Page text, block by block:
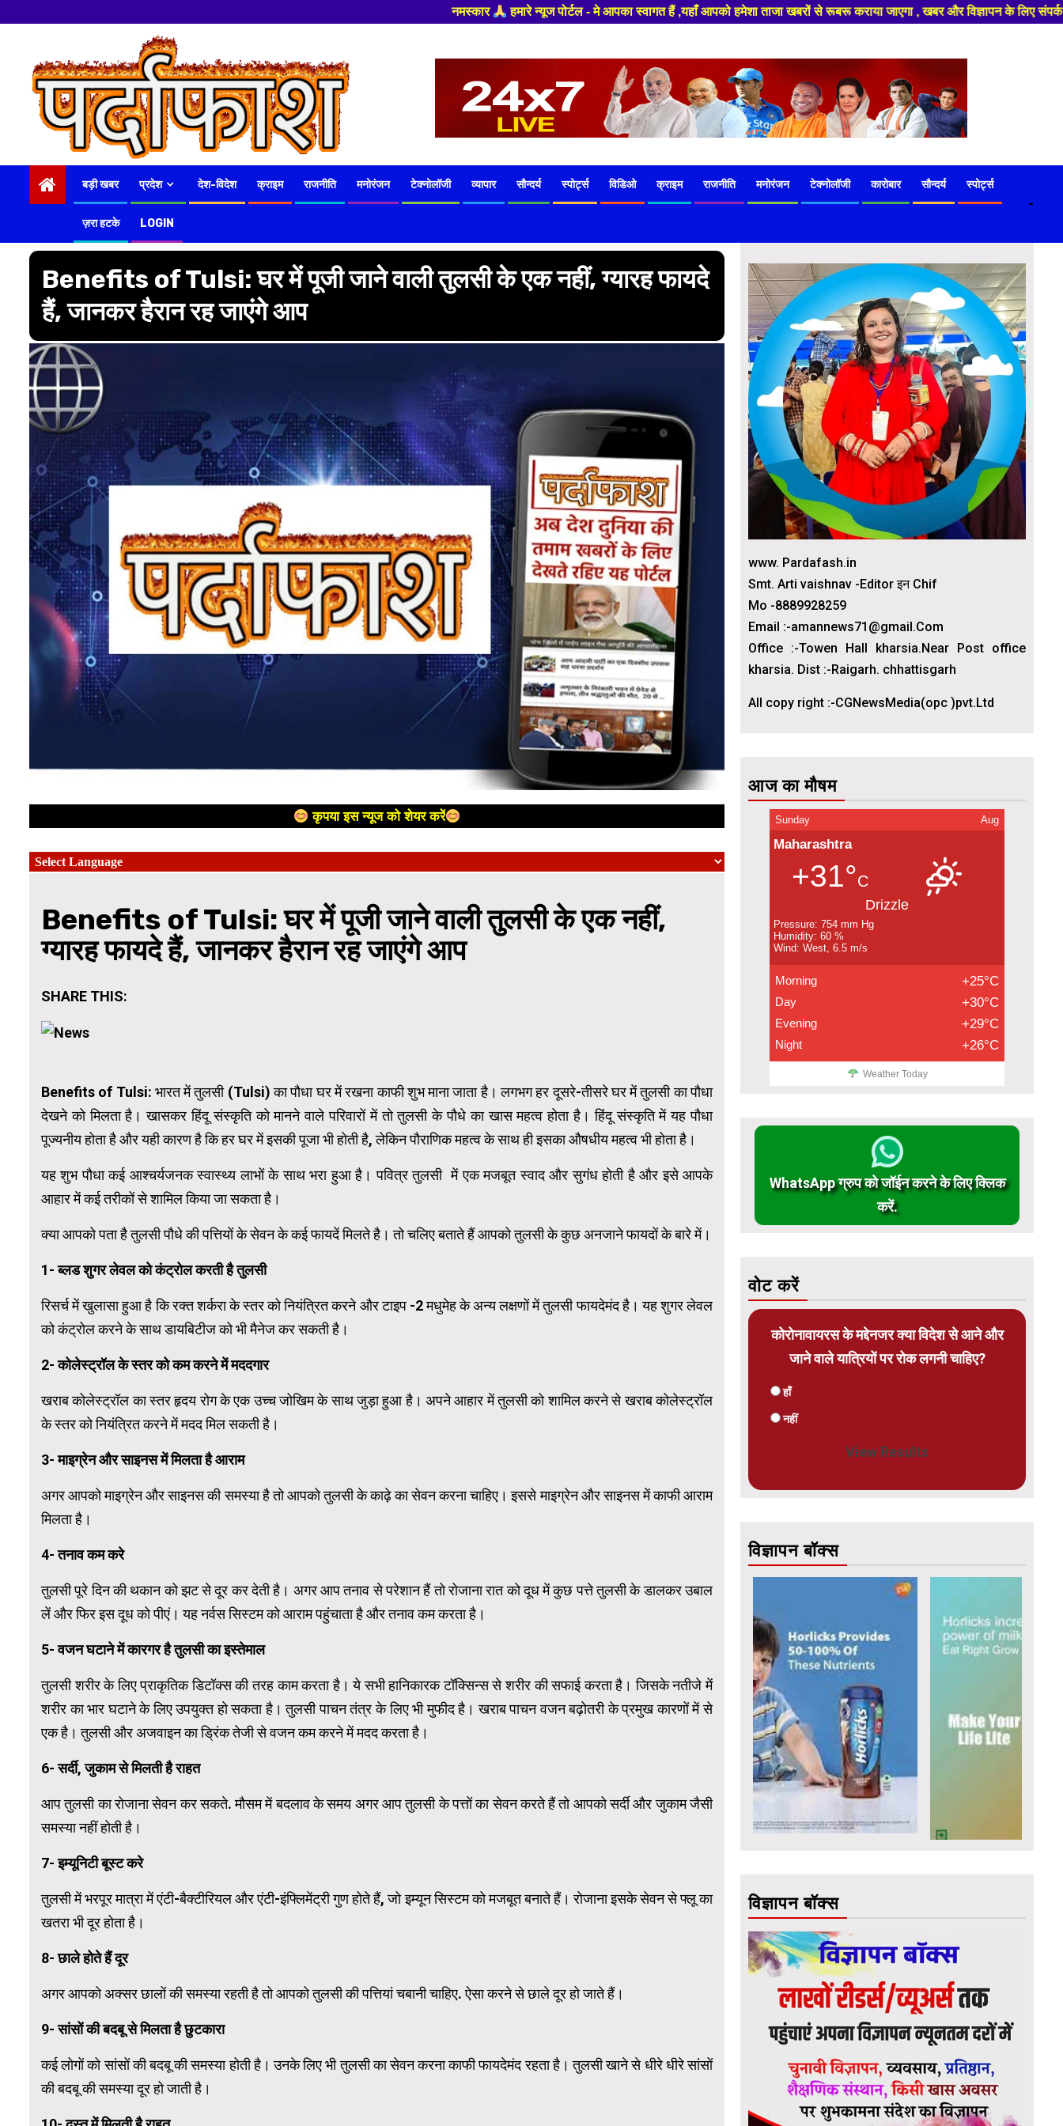
हमारे न्यूज पोर्टल - मे आपका स्वागत हैं ,यहाँ आपको हमेशा ताजा खबरों से रूबरू कराया जाएगा , खबर और विज्ञापन के लिए संपर्क करे +91 97541 60816 ,हमारे
content
बड़ी खबर प्रदेश देश-विदेश क्राइम राजनीति मनोरंजन टेक्नोलॉजी व्यापार सौन्दर्य स्पोर्ट्स विडिओ क्राइम राजनीति मनोरंजन टेक्नोलॉजी कारोबार सौन्दर्य स्पोर्ट्स
ज़रा हटके LOGIN
-
Benefits of Tulsi: घर में पूजी जाने वाली तुलसी के एक नहीं, ग्यारह फायदे
हैं, जानकर हैरान रह जाएंगे आप
कृपया इस न्यूज को शेयर करें
Benefits of Tulsi: घर में पूजी जाने वाली तुलसी के एक नहीं,
ग्यारह फायदे हैं, जानकर हैरान रह जाएंगे आप
SHARE THIS:
Benefits of Tulsi: भारत में तुलसी (Tulsi) का पौधा घर में रखना काफी शुभ माना जाता है। लगभग हर दूसरे-तीसरे घर में तुलसी का पौधा
देखने को मिलता है। खासकर हिंदू संस्कृति को मानने वाले परिवारों में तो तुलसी के पौधे का खास महत्व होता है। हिंदू संस्कृति में यह पौधा
पूज्यनीय होता है और यही कारण है कि हर घर में इसकी पूजा भी होती है, लेकिन पौराणिक महत्व के साथ ही इसका औषधीय महत्व भी होता है।
यह शुभ पौधा कई आश्चर्यजनक स्वास्थ्य लाभों के साथ भरा हुआ है। पवित्र तुलसी में एक मजबूत स्वाद और सुगंध होती है और इसे आपके
आहार में कई तरीकों से शामिल किया जा सकता है।
क्या आपको पता है तुलसी पौधे की पत्तियों के सेवन के कई फायदें मिलते है। तो चलिए बताते हैं आपको तुलसी के कुछ अनजाने फायदों के बारे में।
1- ब्लड शुगर लेवल को कंट्रोल करती है तुलसी
रिसर्च में खुलासा हुआ है कि रक्त शर्करा के स्तर को नियंत्रित करने और टाइप -2 मधुमेह के अन्य लक्षणों में तुलसी फायदेमंद है। यह शुगर लेवल
को कंट्रोल करने के साथ डायबिटीज को भी मैनेज कर सकती है।
2- कोलेस्ट्रॉल के स्तर को कम करने में मददगार
खराब कोलेस्ट्रॉल का स्तर हृदय रोग के एक उच्च जोखिम के साथ जुड़ा हुआ है। अपने आहार में तुलसी को शामिल करने से खराब कोलेस्ट्रॉल
के स्तर को नियंत्रित करने में मदद मिल सकती है।
3- माइग्रेन और साइनस में मिलता है आराम
अगर आपको माइग्रेन और साइनस की समस्या है तो आपको तुलसी के काढ़े का सेवन करना चाहिए। इससे माइग्रेन और साइनस में काफी आराम
मिलता है।
4- तनाव कम करे
तुलसी पूरे दिन की थकान को झट से दूर कर देती है। अगर आप तनाव से परेशान हैं तो रोजाना रात को दूध में कुछ पत्ते तुलसी के डालकर उबाल
लें और फिर इस दूध को पीएं। यह नर्वस सिस्टम को आराम पहुंचाता है और तनाव कम करता है।
5- वजन घटाने में कारगर है तुलसी का इस्तेमाल
तुलसी शरीर के लिए प्राकृतिक डिटॉक्स की तरह काम करता है। ये सभी हानिकारक टॉक्सिन्स से शरीर की सफाई करता है। जिसके नतीजे में
शरीर का भार घटाने के लिए उपयुक्त हो सकता है। तुलसी पाचन तंत्र के लिए भी मुफीद है। खराब पाचन वजन बढ़ोतरी के प्रमुख कारणों में से
एक है। तुलसी और अजवाइन का ड्रिंक तेजी से वजन कम करने में मदद करता है।
6- सर्दी, जुकाम से मिलती है राहत
आप तुलसी का रोजाना सेवन कर सकते. मौसम में बदलाव के समय अगर आप तुलसी के पत्तों का सेवन करते हैं तो आपको सर्दी और जुकाम जैसी
समस्या नहीं होती है।
7- इम्यूनिटी बूस्ट करे
तुलसी में भरपूर मात्रा में एंटी-बैक्टीरियल और एंटी-इंफ्लिमेंट्री गुण होते हैं, जो इम्यून सिस्टम को मजबूत बनाते हैं। रोजाना इसके सेवन से फ्लू का
खतरा भी दूर होता है।
8- छाले होते हैं दूर
अगर आपको अक्सर छालों की समस्या रहती है तो आपको तुलसी की पत्तियां चबानी चाहिए. ऐसा करने से छाले दूर हो जाते हैं।
9- सांसों की बदबू से मिलता है छुटकारा
कई लोगों को सांसों की बदबू की समस्या होती है। उनके लिए भी तुलसी का सेवन करना काफी फायदेमंद रहता है। तुलसी खाने से धीरे धीरे सांसों
की बदबू की समस्या दूर हो जाती है।
www. Pardafash.in
Smt. Arti vaishnav -Editor इन Chif
Mo -8889928259
Email :-amannews71@gmail.Com
Office :-Towen Hall kharsia.Near Post office
kharsia. Dist :-Raigarh. chhattisgarh
All copy right :-CGNewsMedia(opc )pvt.Ltd
आज का मौषम
Sunday Aug
Maharashtra
+31°C
Drizzle
Pressure: 754 mm Hg
Humidity: 60 %
Wind: West, 6.5 m/s
Morning +25°C
Day +30°C
Evening +29°C
Night +26°C
Weather Today
WhatsApp ग्रुप को जॉईन करने के लिए क्लिक
करें.
वोट करें
कोरोनावायरस के मद्देनजर क्या विदेश से आने और
जाने वाले यात्रियों पर रोक लगनी चाहिए?
हाँ
नहीं
View Results
विज्ञापन बॉक्स
विज्ञापन बॉक्स